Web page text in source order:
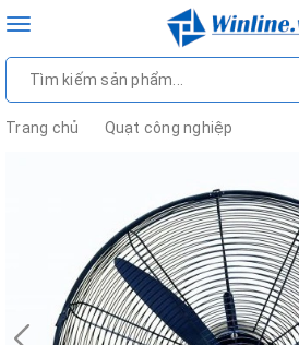
Toggle
Trang chủ Quạt công nghiệp